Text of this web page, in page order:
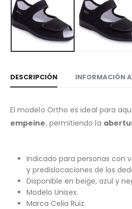
DESCRIPCIÓN INFORMACIÓN
El modelo Ortho es ideal para
empeine, permitiendo la
Indicado para personas con
y predislocaciones de los
Disponible en beige, azul y
Modelo Unisex.
Marca Celia Ruiz.